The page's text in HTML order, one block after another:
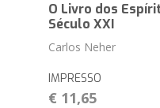
O Livro dos
Século XXI
Carlos Neher
IMPRESSO
€ 11,65